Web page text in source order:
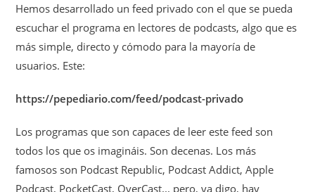
Hemos desarrollado un feed privado con el que se pueda
escuchar el programa en lectores de podcasts, algo que es
más simple, directo y cómodo para la mayoría de
usuarios. Este:
https://pepediario.com/feed/podcast-privado
Los programas que son capaces de leer este feed son
todos los que os imagináis. Son decenas. Los más
famosos son Podcast Republic, Podcast Addict, Apple
Podcast, PocketCast, OverCast... pero, ya digo, hay